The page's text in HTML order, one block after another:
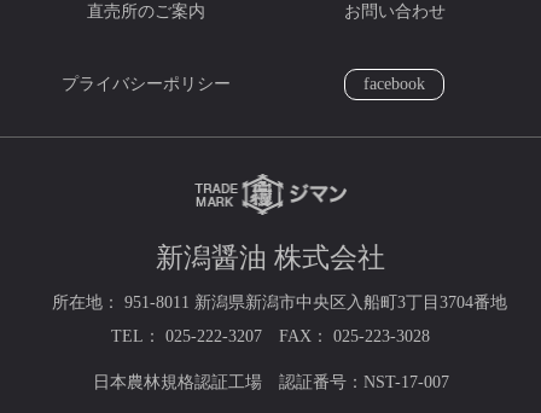
直売所のご案内 お問い合わせ
プライバシーポリシー facebook
新潟醤油 株式会社
所在地： 951-8011 新潟県新潟市中央区入船町3丁目3704番地
TEL： 025-222-3207 FAX： 025-223-3028
日本農林規格認証工場 認証番号：NST-17-007